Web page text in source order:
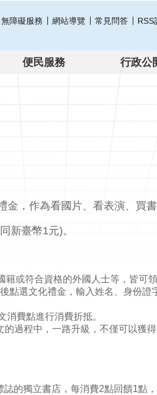
無障礙服務 網站導覽 常見問答 RSS
便民服務 行政公
，作為看國片、看表演、買
新臺幣1元)。
或符合資格的外國人士等，皆可領
選文化禮金，輸入姓名、身份
費點進行消費折抵。
過程中，一路升級，不僅可以獲
的獨立書店，每消費2點回饋1點